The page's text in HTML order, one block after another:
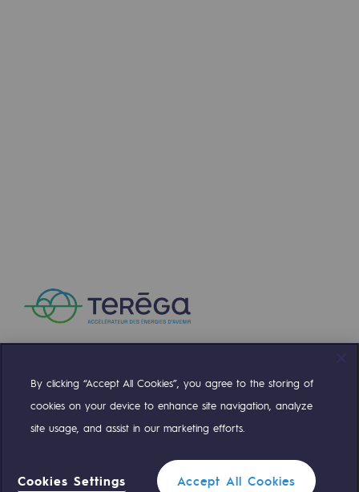
Infrastructures historiques
Biométhane
Biométhane
Biométhane : Enjeux et opportunités
Teréga, partenaire de référence sur le
Compte TwitterCompte Facebook
Compte LinkedinCompte Youtube
By clicking “Accept All Cookies”, you agree to the storing of
cookies on your device to enhance site navigation, analyze
site usage, and assist in our marketing efforts.
Cookies Settings Accept All Cookies